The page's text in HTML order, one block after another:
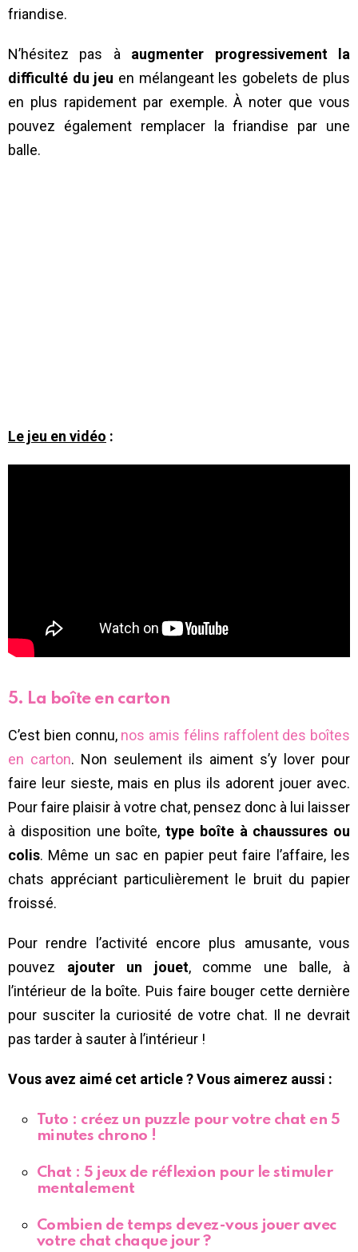
friandise.
N’hésitez pas à augmenter progressivement la
difficulté du jeu en mélangeant les gobelets de plus
en plus rapidement par exemple. À noter que vous
pouvez également remplacer la friandise par une
balle.
Le jeu en vidéo :
5. La boîte en carton
C’est bien connu, nos amis félins raffolent des boîtes
en carton. Non seulement ils aiment s’y lover pour
faire leur sieste, mais en plus ils adorent jouer avec.
Pour faire plaisir à votre chat, pensez donc à lui laisser
à disposition une boîte, type boîte à chaussures ou
colis. Même un sac en papier peut faire l’affaire, les
chats appréciant particulièrement le bruit du papier
froissé.
Pour rendre l’activité encore plus amusante, vous
pouvez ajouter un jouet, comme une balle, à
l’intérieur de la boîte. Puis faire bouger cette dernière
pour susciter la curiosité de votre chat. Il ne devrait
pas tarder à sauter à l’intérieur !
Vous avez aimé cet article ? Vous aimerez aussi :
Tuto : créez un puzzle pour votre chat en 5
minutes chrono !
Chat : 5 jeux de réflexion pour le stimuler
mentalement
Combien de temps devez-vous jouer avec
votre chat chaque jour ?